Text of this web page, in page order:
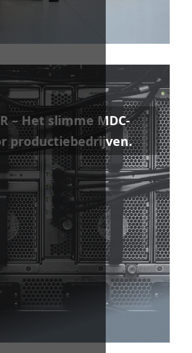
– Het slimme MDC-
productiebedrijven.